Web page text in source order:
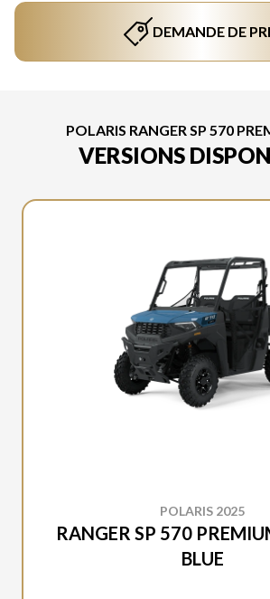
DEMANDE DE
POLARIS RANGER SP 570
VERSIONS
POLARIS 2025
RANGER SP 570
BLUE